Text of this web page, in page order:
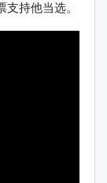
持他当选。